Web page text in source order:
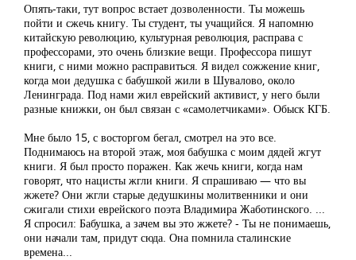
Опять-таки, тут вопрос встает дозволенности. Ты можешь
пойти и сжечь книгу. Ты студент, ты учащийся. Я напомню
китайскую революцию, культурная революция, расправа с
профессорами, это очень близкие вещи. Профессора пишут
книги, с ними можно расправиться. Я видел сожжение книг,
когда мои дедушка с бабушкой жили в Шувалово, около
Ленинграда. Под нами жил еврейский активист, у него были
разные книжки, он был связан с «самолетчиками». Обыск КГБ.
Мне было 15, с восторгом бегал, смотрел на это все.
Поднимаюсь на второй этаж, моя бабушка с моим дядей жгут
книги. Я был просто поражен. Как жечь книги, когда нам
говорят, что нацисты жгли книги. Я спрашиваю — что вы
жжете? Они жгли старые дедушкины молитвенники и они
сжигали стихи еврейского поэта Владимира Жаботинского. ...
Я спросил: Бабушка, а зачем вы это жжете? - Ты не понимаешь,
они начали там, придут сюда. Она помнила сталинские
времена...